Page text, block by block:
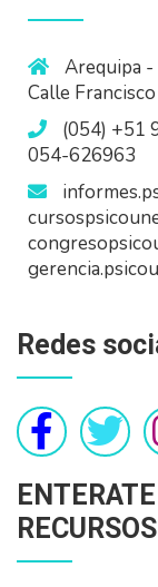
Arequipa -
Calle
(054) +51
054-626963
Redes